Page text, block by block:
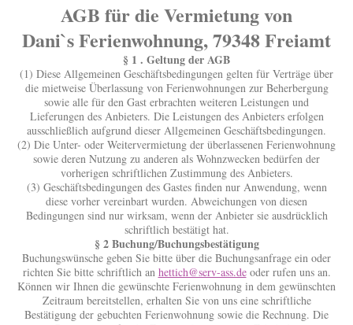
AGB für die Vermietung von
Dani`s Ferienwohnung, 79348 Freiamt
§ 1 . Geltung der AGB
(1) Diese Allgemeinen Geschäftsbedingungen gelten für Verträge über
die mietweise Überlassung von Ferienwohnungen zur Beherbergung
sowie alle für den Gast erbrachten weiteren Leistungen und
Lieferungen des Anbieters. Die Leistungen des Anbieters erfolgen
ausschließlich aufgrund dieser Allgemeinen Geschäftsbedingungen.
(2) Die Unter- oder Weitervermietung der überlassenen Ferienwohnung
sowie deren Nutzung zu anderen als Wohnzwecken bedürfen der
vorherigen schriftlichen Zustimmung des Anbieters.
(3) Geschäftsbedingungen des Gastes finden nur Anwendung, wenn
diese vorher vereinbart wurden. Abweichungen von diesen
Bedingungen sind nur wirksam, wenn der Anbieter sie ausdrücklich
schriftlich bestätigt hat.
§ 2 Buchung/Buchungsbestätigung
Buchungswünsche geben Sie bitte über die Buchungsanfrage ein oder
richten Sie bitte schriftlich an hettich@serv-ass.deoder rufen uns an.
Können wir Ihnen die gewünschte Ferienwohnung in dem gewünschten
Zeitraum bereitstellen, erhalten Sie von uns eine schriftliche
Bestätigung der gebuchten Ferienwohnung sowie die Rechnung. Die